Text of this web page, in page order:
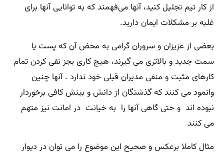
از کار تیم تجلیل کنید، آنها می‌فهمند که به توانایی آنها برای
غلبه بر مشکلات ایمان دارید.
بعضی از عزیزان و سروران گرامی به محض آن که پست یا
سمت جدید و بالاتری می گیرند، هیچ کاری بجز نفی کردن تمام
کارهای مثبت و منفی مدیران قبلی خود ندارد . آنها چنین
وانمود می کنند که گذشتگان از دانش و بینش کافی برخوردار
نبوده اند و حتی گاهی آنها را به خیانت در امانت نیز متهم
می کنند
مثال کاملا برعکس و صحیح این موضوع را می توان در دیوار